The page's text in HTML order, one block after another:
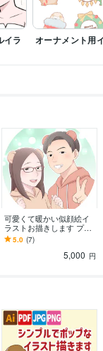
イラ
オーナメント用
可愛くて暖かい似顔絵イ
ラストお描きします プレ
ゼント、記念日、アイコ
ンに！老若男女何人でも
5.0 (7)
5,000 円